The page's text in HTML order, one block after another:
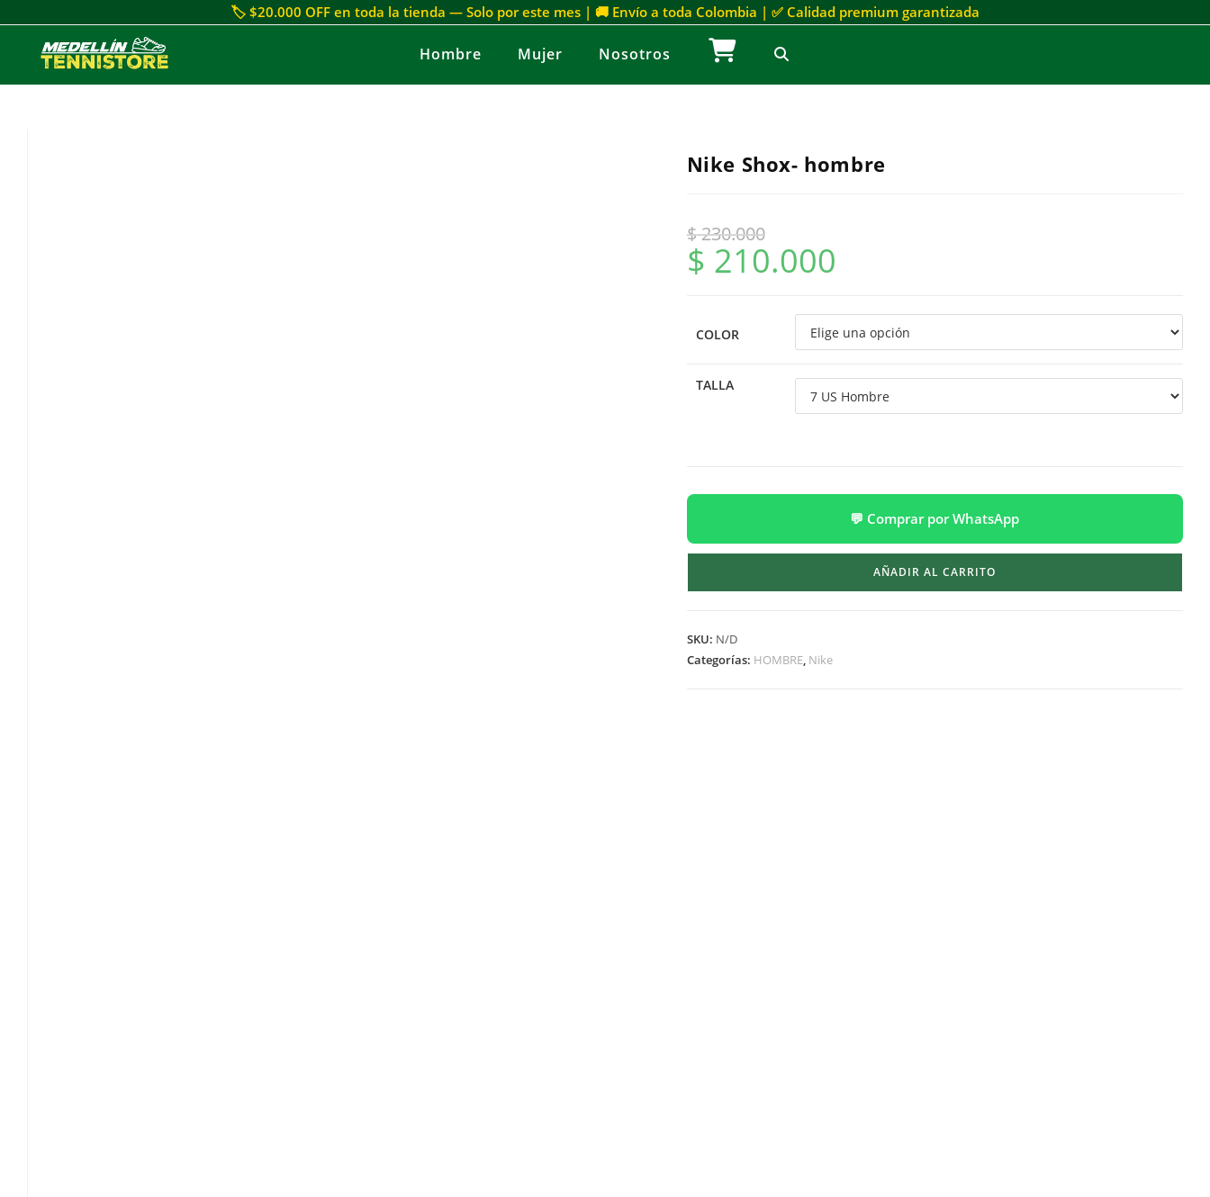
🏷 $20.000 OFF en toda la tienda — Solo por este mes | 🚚 Envío a toda Colombia | ✅ Calidad premium garantizada
Hombre Mujer Nosotros
Nike Shox- hombre
$230.000
$ 210.000
COLOR
TALLA
💬 Comprar por WhatsApp
AÑADIR AL CARRITO
SKU: N/D
Categorías: HOMBRE, Nike